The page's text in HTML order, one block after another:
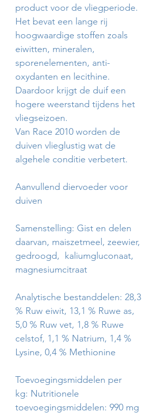
product voor de vliegperiode.
Het bevat een lange rij
hoogwaardige stoffen zoals
eiwitten, mineralen,
sporenelementen, anti-
oxydanten en lecithine.
Daardoor krijgt de duif een
hogere weerstand tijdens het
vliegseizoen.
Van Race 2010 worden de
duiven vlieglustig wat de
algehele conditie verbetert.
Aanvullend diervoeder voor
duiven
Samenstelling: Gist en delen
daarvan, maiszetmeel, zeewier,
gedroogd, kaliumgluconaat,
magnesiumcitraat
Analytische bestanddelen: 28,3
% Ruw eiwit, 13,1 % Ruwe as,
5,0 % Ruw vet, 1,8 % Ruwe
celstof, 1,1 % Natrium, 1,4 %
Lysine, 0,4 % Methionine
Toevoegingsmiddelen per
kg: Nutritionele
toevoegingsmiddelen: 990 mg